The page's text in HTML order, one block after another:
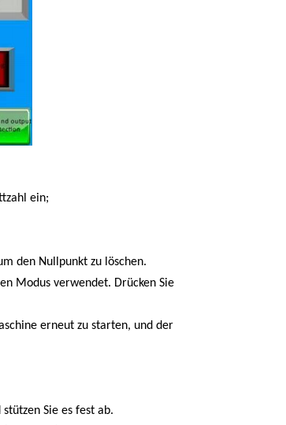
ein;
den Nullpunkt zu löschen.
Modus verwendet. Drücken Sie
erneut zu starten, und der
Sie es fest ab.